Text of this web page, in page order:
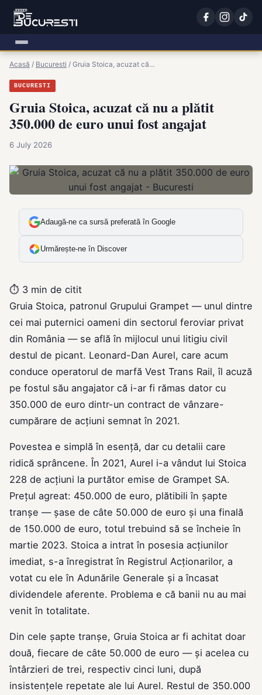
Acasă / Bucuresti / Gruia Stoica, acuzat că…
BUCURESTI
Gruia Stoica, acuzat că nu a plătit
350.000 de euro unui fost angajat
6 July 2026
Adaugă-ne ca sursă preferată în Google
Urmărește-ne în Discover
⏱ 3 min de citit
Gruia Stoica, patronul Grupului Grampet — unul dintre
cei mai puternici oameni din sectorul feroviar privat
din România — se află în mijlocul unui litigiu civil
destul de picant. Leonard-Dan Aurel, care acum
conduce operatorul de marfă Vest Trans Rail, îl acuză
pe fostul său angajator că i-ar fi rămas dator cu
350.000 de euro dintr-un contract de vânzare-
cumpărare de acțiuni semnat în 2021.
Povestea e simplă în esență, dar cu detalii care
ridică sprâncene. În 2021, Aurel i-a vândut lui Stoica
228 de acțiuni la purtător emise de Grampet SA.
Prețul agreat: 450.000 de euro, plătibili în șapte
tranșe — șase de câte 50.000 de euro și una finală
de 150.000 de euro, totul trebuind să se încheie în
martie 2023. Stoica a intrat în posesia acțiunilor
imediat, s-a înregistrat în Registrul Acționarilor, a
votat cu ele în Adunările Generale și a încasat
dividendele aferente. Problema e că banii nu au mai
venit în totalitate.
Din cele șapte tranșe, Gruia Stoica ar fi achitat doar
două, fiecare de câte 50.000 de euro — și acelea cu
întârzieri de trei, respectiv cinci luni, după
insistențele repetate ale lui Aurel. Restul de 350.000